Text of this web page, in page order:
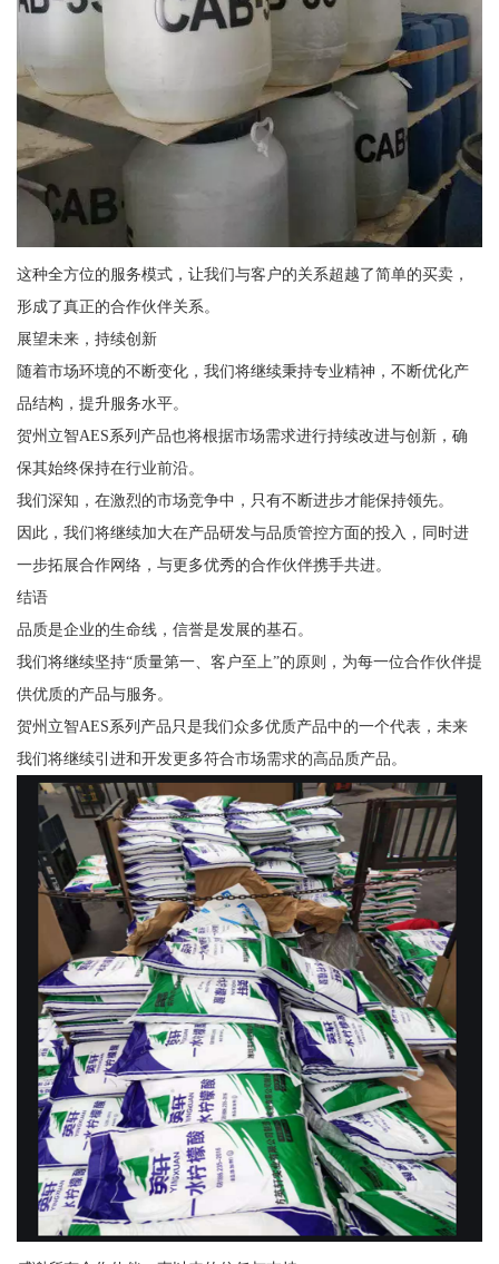
这种全方位的服务模式，让我们与客户的关系超越了简单的买卖，
形成了真正的合作伙伴关系。
展望未来，持续创新
随着市场环境的不断变化，我们将继续秉持专业精神，不断优化产
品结构，提升服务水平。
贺州立智AES系列产品也将根据市场需求进行持续改进与创新，确
保其始终保持在行业前沿。
我们深知，在激烈的市场竞争中，只有不断进步才能保持领先。
因此，我们将继续加大在产品研发与品质管控方面的投入，同时进
一步拓展合作网络，与更多优秀的合作伙伴携手共进。
结语
品质是企业的生命线，信誉是发展的基石。
我们将继续坚持“质量第一、客户至上”的原则，为每一位合作伙伴提
供优质的产品与服务。
贺州立智AES系列产品只是我们众多优质产品中的一个代表，未来
我们将继续引进和开发更多符合市场需求的高品质产品。